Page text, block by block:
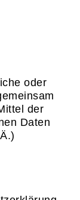
oder
der
Daten